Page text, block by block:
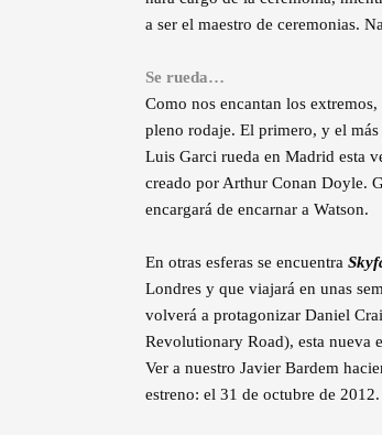
a ser el maestro de ceremonias.
Se rueda…
Como nos encantan los
pleno rodaje. El primero, y el más
Luis Garci rueda en Madrid esta
creado por Arthur Conan Doyle.
encargará de encarnar a Watson.
En otras esferas se encuentra
Londres y que viajará en unas
volverá a protagonizar Daniel
Revolutionary Road), esta nueva
Ver a nuestro Javier Bardem
estreno: el 31 de octubre de 2012.